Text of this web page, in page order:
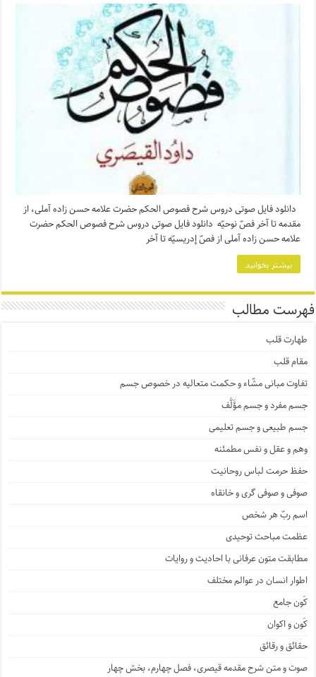
دانلود فایل صوتی دروس شرح فصوص الحکم حضرت علامه حسن زاده آملی، از
مقدمه تا آخر فصّ نوحیّه دانلود فایل صوتی دروس شرح فصوص الحکم حضرت
علامه حسن زاده آملی از فصّ إدریسیّه تا آخر
بیشتر بخوانید
فهرست مطالب
طهارت قلب
مقام قلب
تفاوت مبانی مشّاء و حکمت متعالیه در خصوص جسم
جسم مفرد و جسم مؤَلَّف
جسم طبیعی و جسم تعلیمی
وهم و عقل و نفس مطمئنه
حفظ حرمت لباس روحانیت
صوفی و صوفی گری و خانقاه
اسم ربّ هر شخص
عظمت مباحث توحیدی
مطابقت متون عرفانی با احادیث و روایات
اطوار انسان در عوالم مختلف
کَون جامع
کَون و اکوان
حقائق و رقائق
صوت و متن شرح مقدمه قیصری، فصل چهارم، بخش چهار